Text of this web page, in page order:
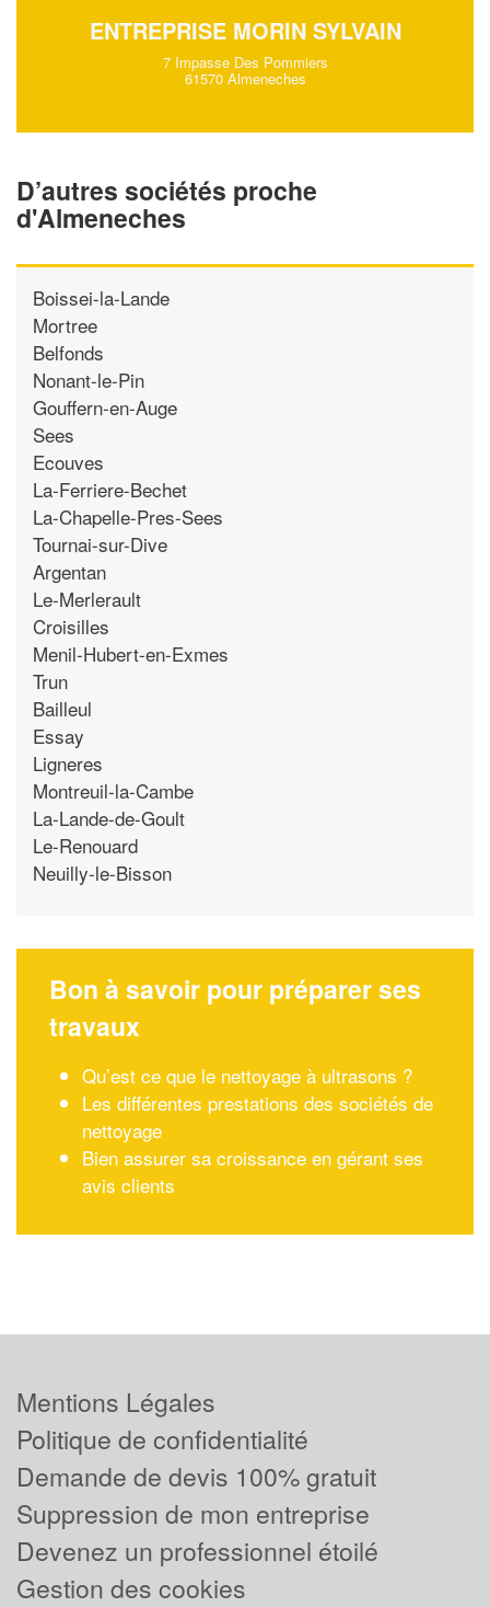
ENTREPRISE MORIN SYLVAIN
7 Impasse Des Pommiers
61570 Almeneches
D’autres sociétés proche
d'Almeneches
Boissei-la-Lande
Mortree
Belfonds
Nonant-le-Pin
Gouffern-en-Auge
Sees
Ecouves
La-Ferriere-Bechet
La-Chapelle-Pres-Sees
Tournai-sur-Dive
Argentan
Le-Merlerault
Croisilles
Menil-Hubert-en-Exmes
Trun
Bailleul
Essay
Ligneres
Montreuil-la-Cambe
La-Lande-de-Goult
Le-Renouard
Neuilly-le-Bisson
Bon à savoir pour préparer ses
travaux
Qu’est ce que le nettoyage à ultrasons ?
Les différentes prestations des sociétés de
nettoyage
Bien assurer sa croissance en gérant ses
avis clients
Mentions Légales
Politique de confidentialité
Demande de devis 100% gratuit
Suppression de mon entreprise
Devenez un professionnel étoilé
Gestion des cookies